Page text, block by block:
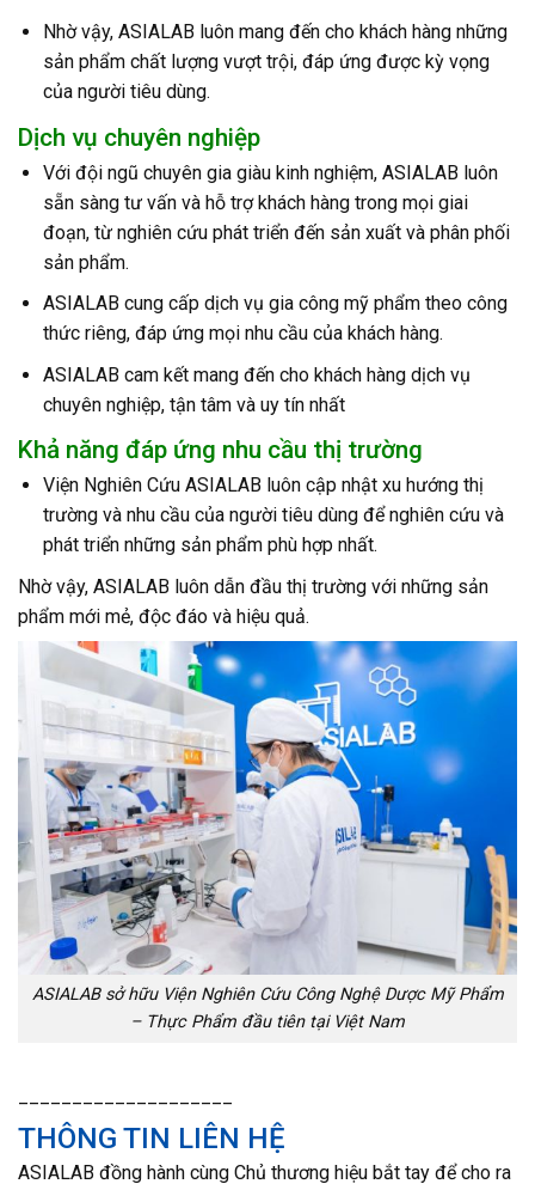
Nhờ vậy, ASIALAB luôn mang đến cho khách hàng những
sản phẩm chất lượng vượt trội, đáp ứng được kỳ vọng
của người tiêu dùng.
Dịch vụ chuyên nghiệp
Với đội ngũ chuyên gia giàu kinh nghiệm, ASIALAB luôn
sẵn sàng tư vấn và hỗ trợ khách hàng trong mọi giai
đoạn, từ nghiên cứu phát triển đến sản xuất và phân phối
sản phẩm.
ASIALAB cung cấp dịch vụ gia công mỹ phẩm theo công
thức riêng, đáp ứng mọi nhu cầu của khách hàng.
ASIALAB cam kết mang đến cho khách hàng dịch vụ
chuyên nghiệp, tận tâm và uy tín nhất
Khả năng đáp ứng nhu cầu thị trường
Viện Nghiên Cứu ASIALAB luôn cập nhật xu hướng thị
trường và nhu cầu của người tiêu dùng để nghiên cứu và
phát triển những sản phẩm phù hợp nhất.
Nhờ vậy, ASIALAB luôn dẫn đầu thị trường với những sản
phẩm mới mẻ, độc đáo và hiệu quả.
ASIALAB sở hữu Viện Nghiên Cứu Công Nghệ Dược Mỹ Phẩm
– Thực Phẩm đầu tiên tại Việt Nam
THÔNG TIN LIÊN HỆ
ASIALAB đồng hành cùng Chủ thương hiệu bắt tay để cho ra